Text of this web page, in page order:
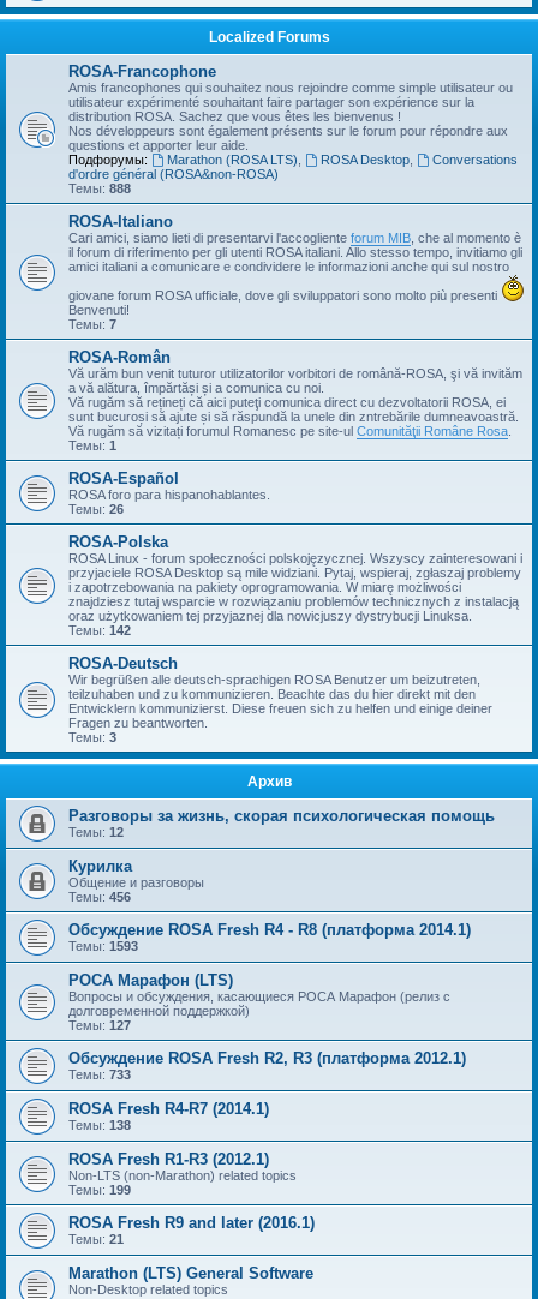
Localized Forums
ROSA-Francophone
Amis francophones qui souhaitez nous rejoindre comme simple utilisateur ou
utilisateur expérimenté souhaitant faire partager son expérience sur la
distribution ROSA. Sachez que vous êtes les bienvenus !
Nos développeurs sont également présents sur le forum pour répondre aux
questions et apporter leur aide.
Подфорумы:
Marathon (ROSA LTS) ROSA Desktop,
Conversations
d'ordre général (ROSA&non-ROSA)
Темы: 888
ROSA-Italiano
Cari amici, siamo lieti di presentarvi l'accogliente forum MIB , che al momento è
il forum di riferimento per gli utenti ROSA italiani. Allo stesso tempo, invitiamo gli
amici italiani a comunicare e condividere le informazioni anche qui sul nostro
giovane forum ROSA ufficiale, dove gli sviluppatori sono molto più presenti
Benvenuti!
Темы: 7
ROSA-Român
Vă urăm bun venit tuturor utilizatorilor vorbitori de română-ROSA, şi vă invităm
a vă alătura, împărtăși și a comunica cu noi.
Vă rugăm să rețineți că aici puteţi comunica direct cu dezvoltatorii ROSA, ei
sunt bucuroși să ajute și să răspundă la unele din zntrebările dumneavoastră.
Vă rugăm să vizitați forumul Romanesc pe site-ul Comunităţii Române Rosa
Темы: 1
ROSA-Español
ROSA foro para hispanohablantes.
Темы: 26
ROSA-Polska
ROSA Linux - forum społeczności polskojęzycznej. Wszyscy zainteresowani i
przyjaciele ROSA Desktop są mile widziani. Pytaj, wspieraj, zgłaszaj problemy
i zapotrzebowania na pakiety oprogramowania. W miarę możliwości
znajdziesz tutaj wsparcie w rozwiązaniu problemów technicznych z instalacją
oraz użytkowaniem tej przyjaznej dla nowicjuszy dystrybucji Linuksa.
Темы: 142
ROSA-Deutsch
Wir begrüßen alle deutsch-sprachigen ROSA Benutzer um beizutreten,
teilzuhaben und zu kommunizieren. Beachte das du hier direkt mit den
Entwicklern kommunizierst. Diese freuen sich zu helfen und einige deiner
Fragen zu beantworten.
Темы: 3
Архив
Разговоры за жизнь, скорая психологическая помощь
Темы: 12
Курилка
Общение и разговоры
Темы: 456
Обсуждение ROSA Fresh R4 - R8 (платформа 2014.1)
Темы: 1593
РОСА Марафон (LTS)
Вопросы и обсуждения, касающиеся РОСА Марафон (релиз с
долговременной поддержкой)
Темы: 127
Обсуждение ROSA Fresh R2, R3 (платформа 2012.1)
Темы: 733
ROSA Fresh R4-R7 (2014.1)
Темы: 138
ROSA Fresh R1-R3 (2012.1)
Non-LTS (non-Marathon) related topics
Темы: 199
ROSA Fresh R9 and later (2016.1)
Темы: 21
Marathon (LTS) General Software
Non-Desktop related topics